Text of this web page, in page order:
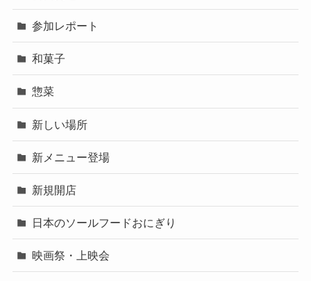
参加レポート
和菓子
惣菜
新しい場所
新メニュー登場
新規開店
日本のソールフードおにぎり
映画祭・上映会